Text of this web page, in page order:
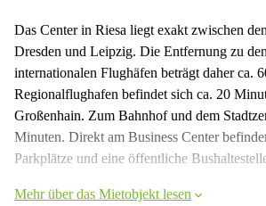
Das Center in Riesa liegt exakt zwischen
Dresden und Leipzig. Die Entfernung zu
internationalen Flughäfen beträgt daher ca.
Regionalflughafen befindet sich ca. 20
Großenhain. Zum Bahnhof und dem
Minuten. Direkt am Business Center
Parkplätze und eine öffentliche
Mehr über das Mietobjekt lesen